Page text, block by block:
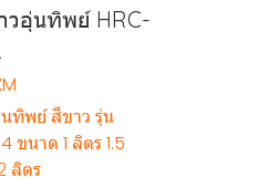
วอุ่นทิพย์ HRC-
ทิพย์ สีขาว รุ่น
ขนาด 1 ลิตร 1.5
ลิตร